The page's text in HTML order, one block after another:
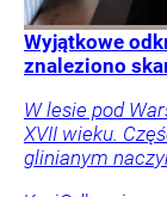
Wyjątkowe
znaleziono
W lesie pod
XVII wieku.
glinianym